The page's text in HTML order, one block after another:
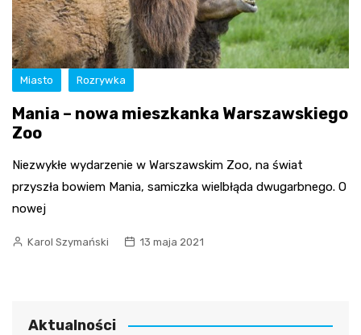
Miasto Rozrywka
Mania – nowa mieszkanka Warszawskiego
Zoo
Niezwykłe wydarzenie w Warszawskim Zoo, na świat
przyszła bowiem Mania, samiczka wielbłąda dwugarbnego. O
nowej
Karol Szymański 13 maja 2021
Aktualności